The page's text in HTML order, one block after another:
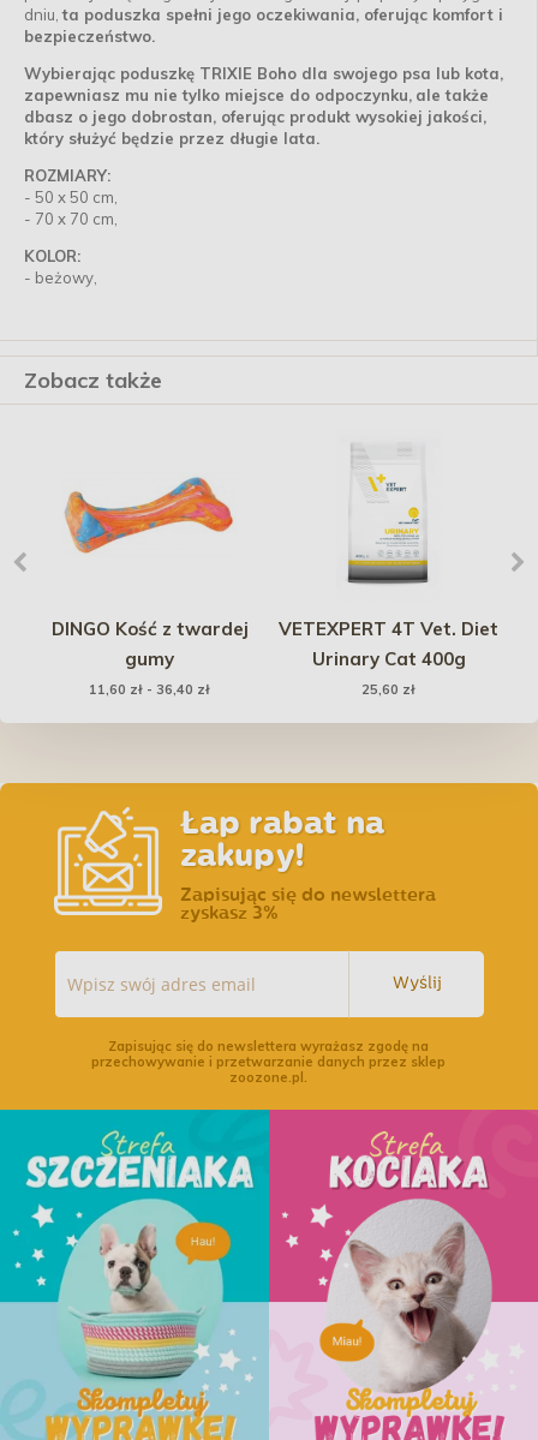
dniu,ta poduszka spełni jego oczekiwania, oferując komfort i
bezpieczeństwo.
Wybierając poduszkę TRIXIE Boho dla swojego psa lub kota,
zapewniasz mu nie tylko miejsce do odpoczynku, ale także
dbasz o jego dobrostan, oferując produkt wysokiej jakości,
który służyć będzie przez długie lata.
ROZMIARY:
- 50 x 50 cm,
- 70 x 70 cm,
KOLOR:
- beżowy,
Zobacz także
DINGO Kość z twardej
gumy
11,60 zł - 36,40 zł
VETEXPERT 4T Vet. Diet
Urinary Cat 400g
25,60 zł
Łap rabat na
zakupy!
Zapisując się do newslettera
zyskasz 3%
Wyślij
Zapisując się do newslettera wyrażasz zgodę na
przechowywanie i przetwarzanie danych przez sklep
zoozone.pl.